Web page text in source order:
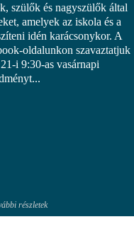
szülők és nagyszülők által
amelyek az iskola és a
idén karácsonykor. A
oldalunkon szavaztatjuk
i 9:30-as vasárnapi
részletek